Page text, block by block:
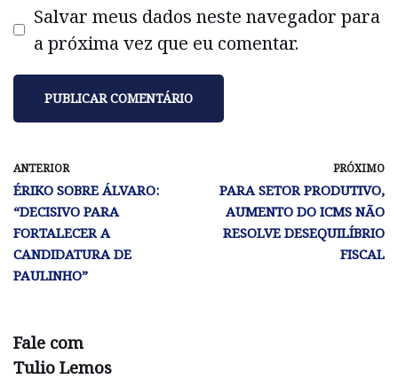
Salvar meus dados neste navegador para
a próxima vez que eu comentar.
ANTERIOR
ÉRIKO SOBRE ÁLVARO:
“DECISIVO PARA
FORTALECER A
CANDIDATURA DE
PAULINHO”
PRÓXIMO
PARA SETOR PRODUTIVO,
AUMENTO DO ICMS NÃO
RESOLVE DESEQUILÍBRIO
FISCAL
Fale com
Tulio Lemos